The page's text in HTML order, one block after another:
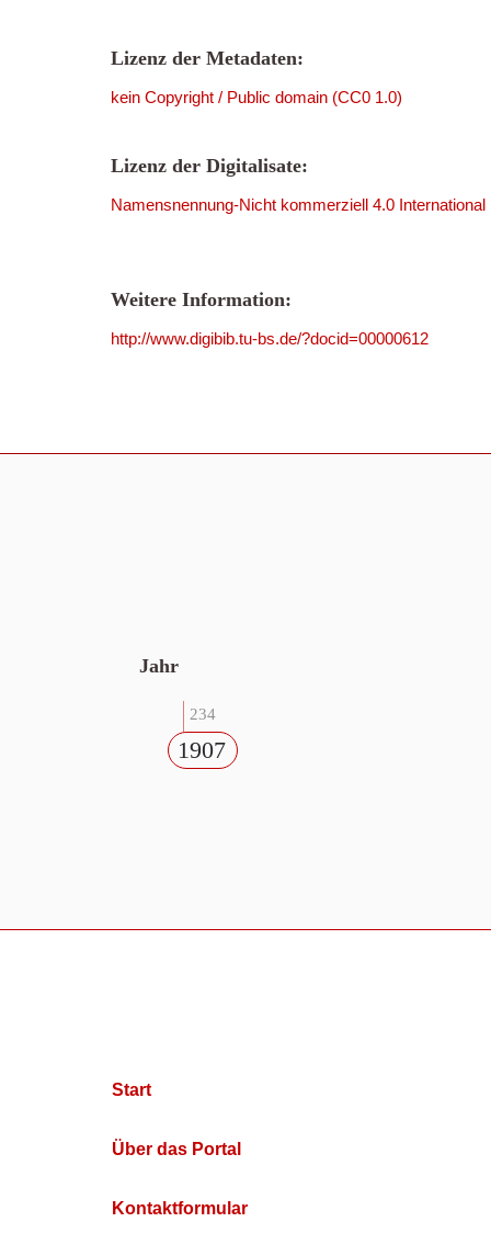
Lizenz der Metadaten:
kein Copyright / Public domain (CC0 1.0)
Lizenz der Digitalisate:
Namensnennung-Nicht kommerziell 4.0
Weitere Information:
http://www.digibib.tu-bs.de/?docid=00000612
Jahr
234
1907
Start
Über das Portal
Kontaktformular